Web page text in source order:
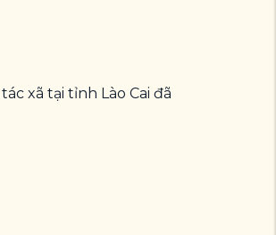
xã tại tỉnh Lào Cai đã